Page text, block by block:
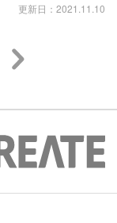
更新日：2021.11.10